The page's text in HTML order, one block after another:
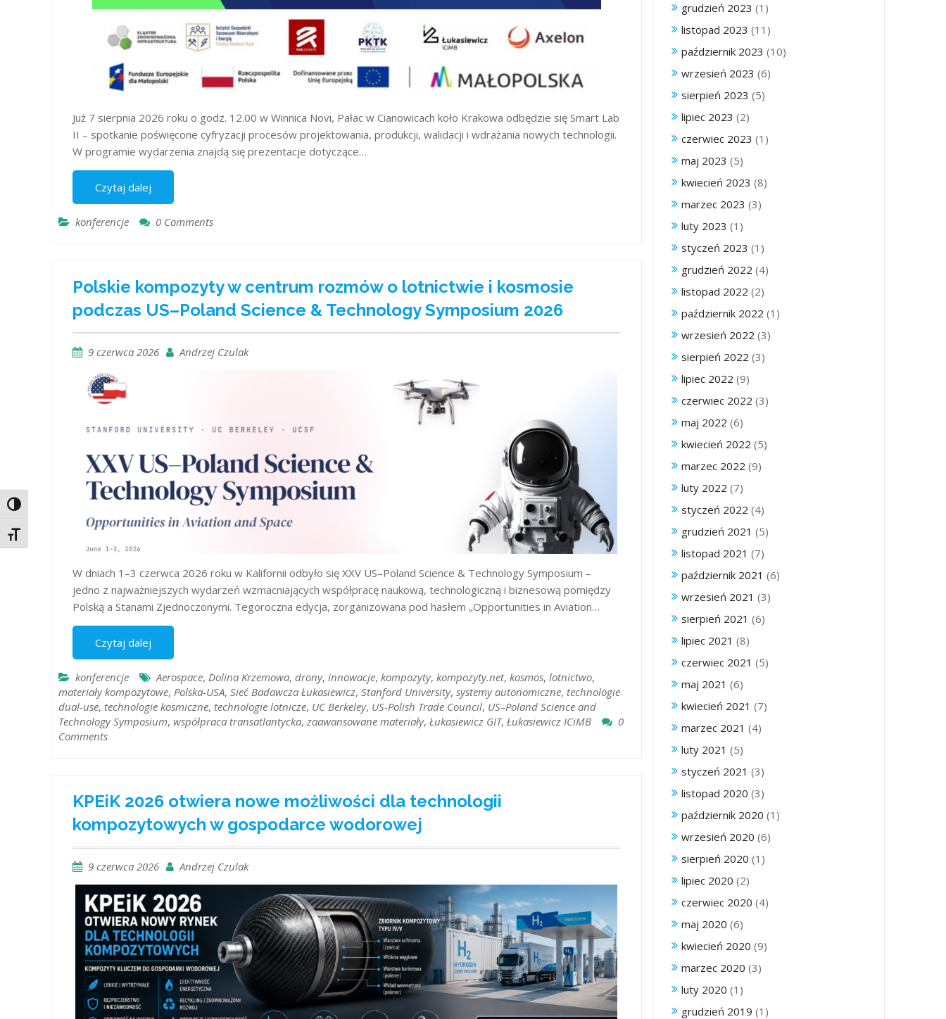
Toggle High Contrast
Toggle Font size
Już 7 sierpnia 2026 roku o godz. 12.00 w Winnica Novi, Pałac w Cianowicach koło Krakowa odbędzie się Smart Lab
II – spotkanie poświęcone cyfryzacji procesów projektowania, produkcji, walidacji i wdrażania nowych technologii.
W programie wydarzenia znajdą się prezentacje dotyczące…
Czytaj dalej
konferencje 0 Comments
Polskie kompozyty w centrum rozmów o lotnictwie i kosmosie
podczas US–Poland Science & Technology Symposium 2026
9 czerwca 2026 Andrzej Czulak
W dniach 1–3 czerwca 2026 roku w Kalifornii odbyło się XXV US–Poland Science & Technology Symposium –
jedno z najważniejszych wydarzeń wzmacniających współpracę naukową, technologiczną i biznesową pomiędzy
Polską a Stanami Zjednoczonymi. Tegoroczna edycja, zorganizowana pod hasłem „Opportunities in Aviation…
Czytaj dalej
konferencje Aerospace, Dolina Krzemowa, drony, innowacje, kompozyty, kompozyty.net, kosmos, lotnictwo,
materiały kompozytowe, Polska-USA, Sieć Badawcza Łukasiewicz, Stanford University, systemy autonomiczne, technologie
dual-use, technologie kosmiczne, technologie lotnicze, UC Berkeley, US-Polish Trade Council, US–Poland Science and
Technology Symposium, współpraca transatlantycka, zaawansowane materiały, Łukasiewicz GIT, Łukasiewicz ICiMB
0
Comments
KPEiK 2026 otwiera nowe możliwości dla technologii
kompozytowych w gospodarce wodorowej
9 czerwca 2026 Andrzej Czulak
grudzień 2023 (1)
listopad 2023 (11)
październik 2023 (10)
wrzesień 2023 (6)
sierpień 2023 (5)
lipiec 2023 (2)
czerwiec 2023 (1)
maj 2023 (5)
kwiecień 2023 (8)
marzec 2023 (3)
luty 2023 (1)
styczeń 2023 (1)
grudzień 2022 (4)
listopad 2022 (2)
październik 2022 (1)
wrzesień 2022 (3)
sierpień 2022 (3)
lipiec 2022 (9)
czerwiec 2022 (3)
maj 2022 (6)
kwiecień 2022 (5)
marzec 2022 (9)
luty 2022 (7)
styczeń 2022 (4)
grudzień 2021 (5)
listopad 2021 (7)
październik 2021 (6)
wrzesień 2021 (3)
sierpień 2021 (6)
lipiec 2021 (8)
czerwiec 2021 (5)
maj 2021 (6)
kwiecień 2021 (7)
marzec 2021 (4)
luty 2021 (5)
styczeń 2021 (3)
listopad 2020 (3)
październik 2020 (1)
wrzesień 2020 (6)
sierpień 2020 (1)
lipiec 2020 (2)
czerwiec 2020 (4)
maj 2020 (6)
kwiecień 2020 (9)
marzec 2020 (3)
luty 2020 (1)
grudzień 2019 (1)